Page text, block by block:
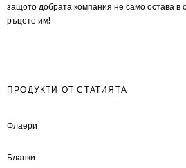
защото добрата компания не само остава в
ръцете им!
ПРОДУКТИ ОТ СТАТИЯТА
Флаери
Бланки